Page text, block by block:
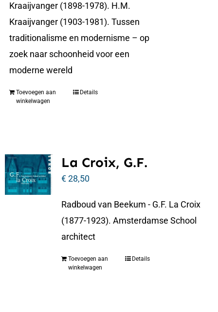
Kraaijvanger (1898-1978). H.M.
Kraaijvanger (1903-1981). Tussen
traditionalisme en modernisme – op
zoek naar schoonheid voor een
moderne wereld
Toevoegen aan
winkelwagen
Details
La Croix, G.F.
€28,50
Radboud van Beekum - G.F. La Croix
(1877-1923). Amsterdamse School
architect
Toevoegen aan
winkelwagen
Details